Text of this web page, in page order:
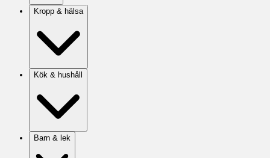
Kropp & hälsa
Kök & hushåll
Barn & lek